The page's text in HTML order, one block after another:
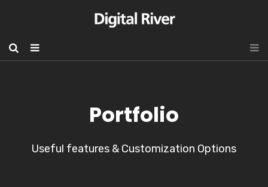
Portfolio
Useful features & Customization Options